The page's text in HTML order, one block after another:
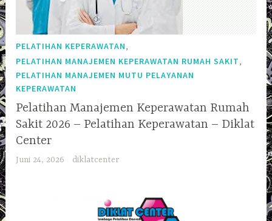
PELATIHAN KEPERAWATAN,
PELATIHAN MANAJEMEN KEPERAWATAN RUMAH SAKIT,
PELATIHAN MANAJEMEN MUTU PELAYANAN
KEPERAWATAN
Pelatihan Manajemen Keperawatan Rumah
Sakit 2026 – Pelatihan Keperawatan – Diklat
Center
Juni 24, 2026 diklatcenter